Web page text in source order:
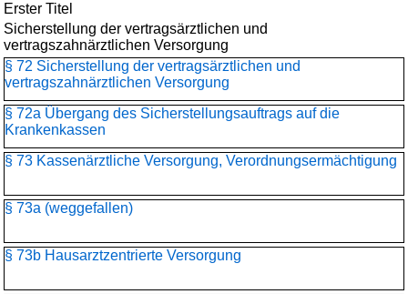
Erster Titel
Sicherstellung der vertragsärztlichen und
vertragszahnärztlichen Versorgung
§ 72 Sicherstellung der vertragsärztlichen und
vertragszahnärztlichen Versorgung
§ 72a Übergang des Sicherstellungsauftrags auf die
Krankenkassen
§ 73 Kassenärztliche Versorgung, Verordnungsermächtigung
§ 73a (weggefallen)
§ 73b Hausarztzentrierte Versorgung